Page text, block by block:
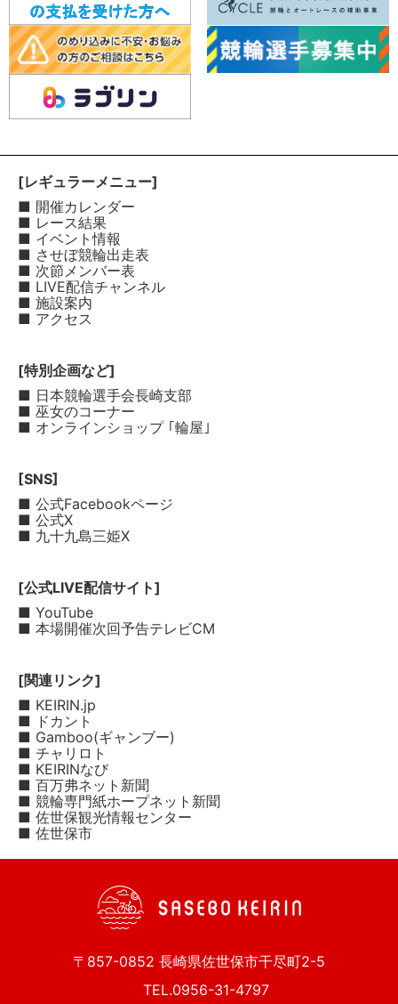
[レギュラーメニュー]
■ 開催カレンダー
■ レース結果
■ イベント情報
■ させぼ競輪出走表
■ 次節メンバー表
■ LIVE配信チャンネル
■ 施設案内
■ アクセス
[特別企画など]
■ 日本競輪選手会長崎支部
■ 巫女のコーナー
■ オンラインショップ ｢輪屋｣
[SNS]
■ 公式Facebookページ
■ 公式X
■ 九十九島三姫X
[公式LIVE配信サイト]
■ YouTube
■ 本場開催次回予告テレビCM
[関連リンク]
■ KEIRIN.jp
■ ドカント
■ Gamboo(ギャンブー)
■ チャリロト
■ KEIRINなび
■ 百万弗ネット新聞
■ 競輪専門紙ホープネット新聞
■ 佐世保観光情報センター
■ 佐世保市
〒857-0852 長崎県佐世保市干尽町2-5
TEL.0956-31-4797